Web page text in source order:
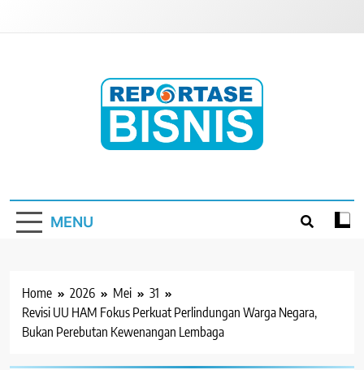
MENU
Home 2026 Mei
31
Revisi UU HAM Fokus Perkuat Perlindungan Warga Negara,
Bukan Perebutan Kewenangan Lembaga